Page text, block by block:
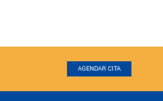
AGENDAR CITA